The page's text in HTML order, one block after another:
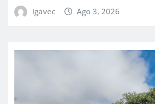
igavec Ago 3, 2026